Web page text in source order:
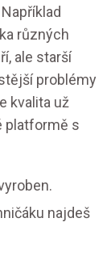
různých
ale starší
problémy
kvalita už
platformě s
najdeš